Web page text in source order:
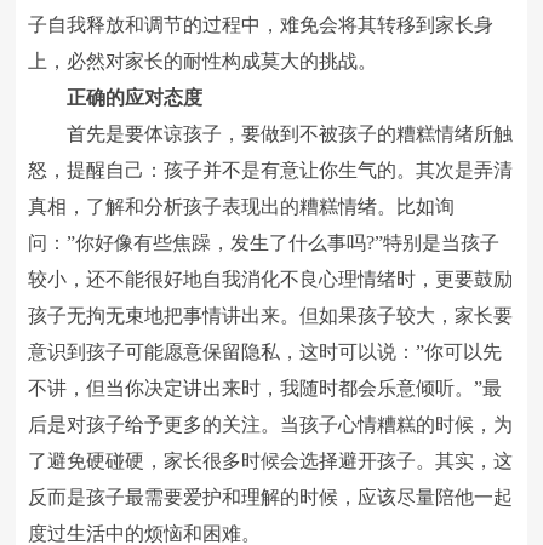
子自我释放和调节的过程中，难免会将其转移到家长身
上，必然对家长的耐性构成莫大的挑战。
正确的应对态度
首先是要体谅孩子，要做到不被孩子的糟糕情绪所触
怒，提醒自己：孩子并不是有意让你生气的。其次是弄清
真相，了解和分析孩子表现出的糟糕情绪。比如询
问：”你好像有些焦躁，发生了什么事吗?”特别是当孩子
较小，还不能很好地自我消化不良心理情绪时，更要鼓励
孩子无拘无束地把事情讲出来。但如果孩子较大，家长要
意识到孩子可能愿意保留隐私，这时可以说：”你可以先
不讲，但当你决定讲出来时，我随时都会乐意倾听。”最
后是对孩子给予更多的关注。当孩子心情糟糕的时候，为
了避免硬碰硬，家长很多时候会选择避开孩子。其实，这
反而是孩子最需要爱护和理解的时候，应该尽量陪他一起
度过生活中的烦恼和困难。